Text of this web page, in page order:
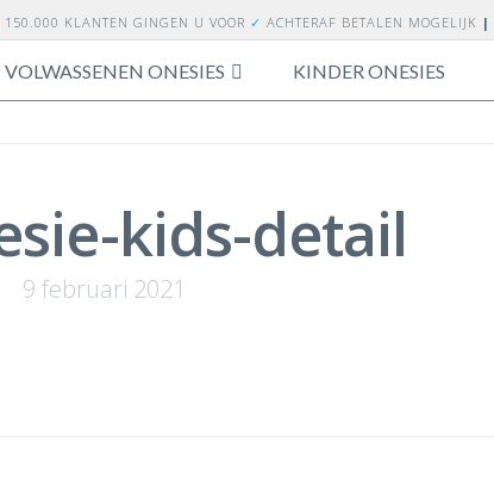
150.000 KLANTEN GINGEN U VOOR ✓ACHTERAF BETALEN MOGELIJK |
VOLWASSENEN ONESIES KINDER ONESIES
kids-detail
9 februari 2021